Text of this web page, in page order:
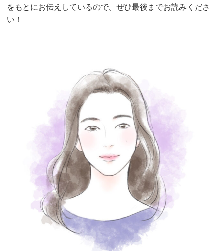
をもとにお伝えしているので、ぜひ最後までお読みくださ
い！